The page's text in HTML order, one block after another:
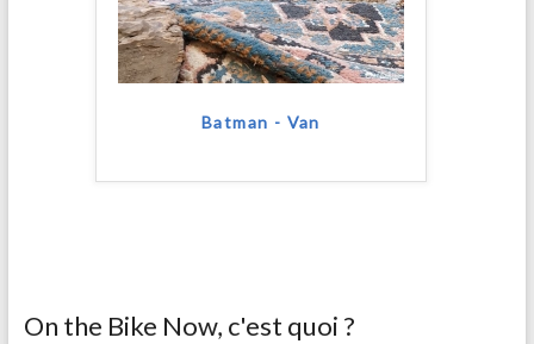
Batman - Van
On the Bike Now, c'est quoi ?